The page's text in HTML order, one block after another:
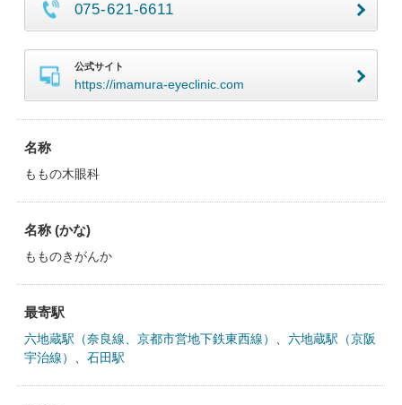
075-621-6611
公式サイト
https://imamura-eyeclinic.com
名称
ももの木眼科
名称 (かな)
もものきがんか
最寄駅
六地蔵駅（奈良線、京都市営地下鉄東西線）
六地蔵駅（京阪
宇治線）
石田駅